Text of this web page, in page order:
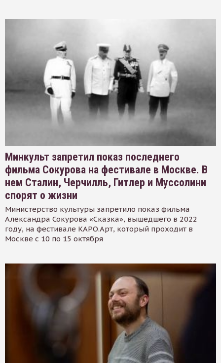
Минкульт запретил показ последнего
фильма Сокурова на фестивале в Москве. В
нем Сталин, Черчилль, Гитлер и Муссолини
спорят о жизни
Министерство культуры запретило показ фильма
Александра Сокурова «Сказка», вышедшего в 2022
году, на фестивале КАРО.Арт, который проходит в
Москве с 10 по 15 октября